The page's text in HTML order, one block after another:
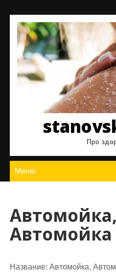
содержимому
Про
Меню
Автомойка,
Автомойка
Название: Автомойка,